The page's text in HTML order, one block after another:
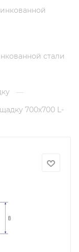
стали
—
700х700 L-